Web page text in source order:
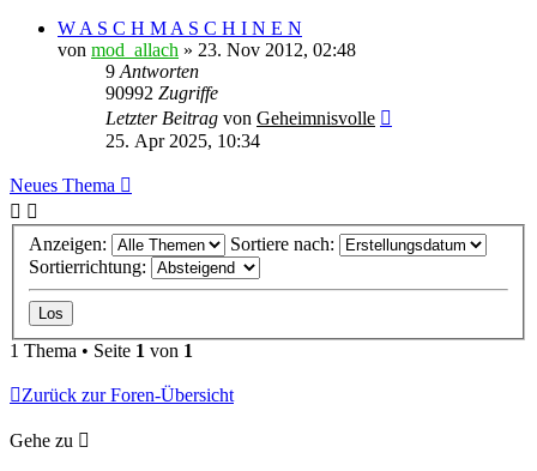
W A S C H M A S C H I N E N
von mod_allach » 23. Nov 2012, 02:48
9Antworten
90992 Zugriffe
Letzter Beitrag von Geheimnisvolle
25. Apr 2025, 10:34
Neues Thema
Anzeigen:
Sortiere nach:
Sortierrichtung:
1 Thema • Seite 1 von 1
Zurück zur Foren-Übersicht
Gehe zu